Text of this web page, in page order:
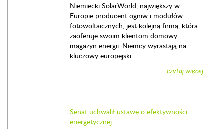
Niemiecki SolarWorld, największy w
Europie producent ogniw i modułów
fotowoltaicznych, jest kolejną firmą, która
zaoferuje swoim klientom domowy
magazyn energii. Niemcy wyrastają na
kluczowy europejski
czytaj więcej
Senat uchwalił ustawę o efektywności
energetycznej